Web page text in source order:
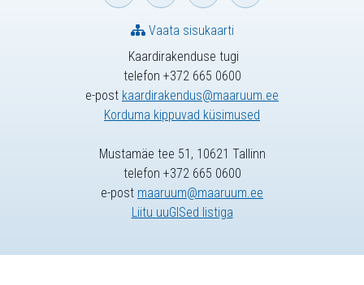
Kaardirakenduse tugi
telefon +372 665 0600
e-post kaardirakendus@maaruum.ee
Korduma kippuvad küsimused
Vaata sisukaarti
Mustamäe tee 51, 10621 Tallinn
telefon +372 665 0600
e-post maaruum@maaruum.ee
Liitu uuGISed listiga